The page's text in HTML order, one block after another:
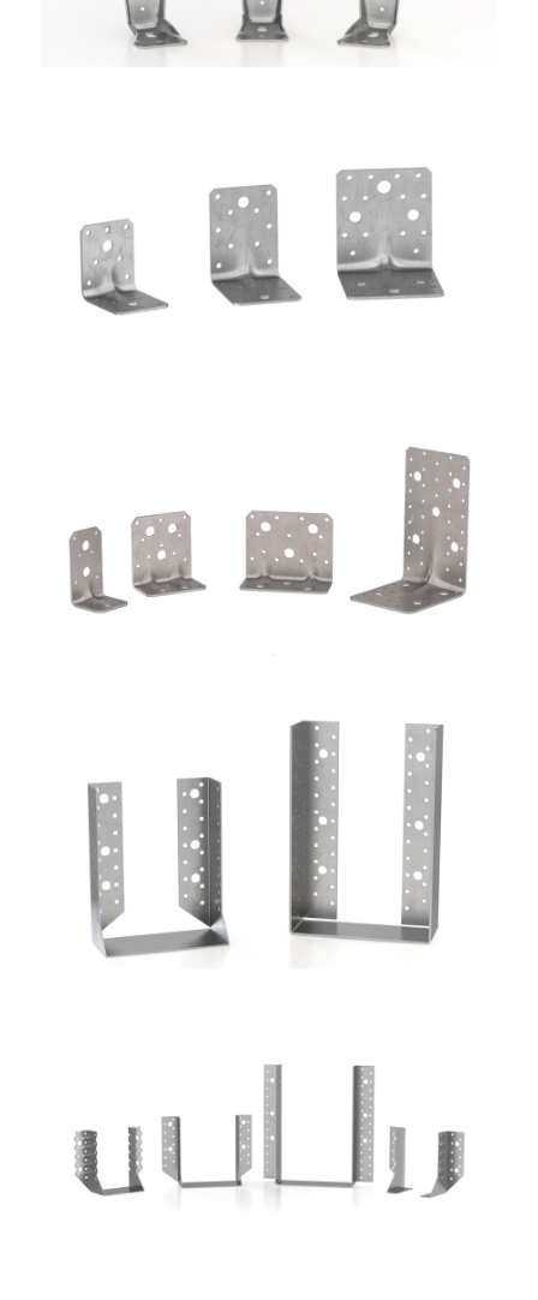
Angolari WBR
ROTHOBLAAS
Angolari WVS9050 + WBR170
ROTHOBLAAS
Scarpe metalliche BSI
ROTHOBLAAS
Scarpe metalliche BSA
ROTHOBLAAS